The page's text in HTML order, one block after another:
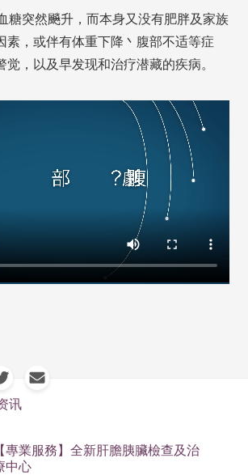
糖突然飈升，而本身又没有肥胖及家族
素，或伴有体重下降丶腹部不适等症
觉，以及早发现和治疗潜藏的疾病。
讯
【專業服務】全新肝膽胰臟檢查及治
中心